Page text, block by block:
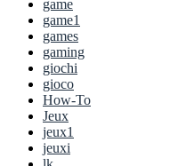
game
game1
games
gaming
giochi
gioco
How-To
Jeux
jeux1
jeuxi